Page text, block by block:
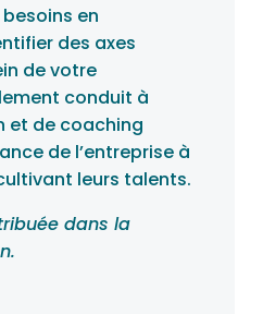
en
des axes
de votre
conduit à
et de coaching
de l’entreprise à
leurs talents.
dans la